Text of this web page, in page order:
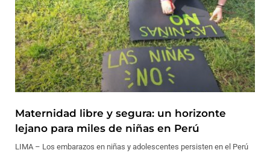
Maternidad libre y segura: un horizonte
lejano para miles de niñas en Perú
LIMA – Los embarazos en niñas y adolescentes persisten en el Perú